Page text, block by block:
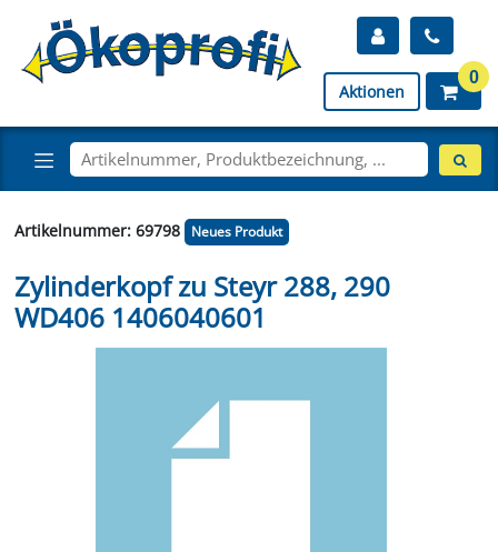
Aktionen
0
Artikelnummer: 69798 Neues Produkt
Zylinderkopf zu Steyr 288, 290
WD406 1406040601